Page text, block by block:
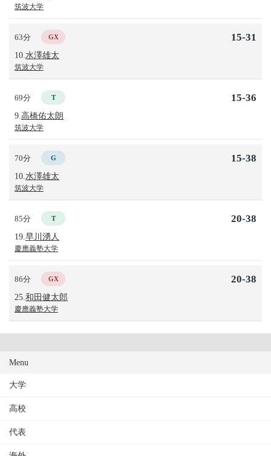
筑波大学
63分 GX
10. 水澤雄太
筑波大学
15-31
69分 T
9. 高橋佑太朗
筑波大学
15-36
70分 G
10. 水澤雄太
筑波大学
15-38
85分 T
19. 早川湧人
慶應義塾大学
20-38
86分 GX
25. 和田健太郎
慶應義塾大学
20-38
Menu
大学
高校
代表